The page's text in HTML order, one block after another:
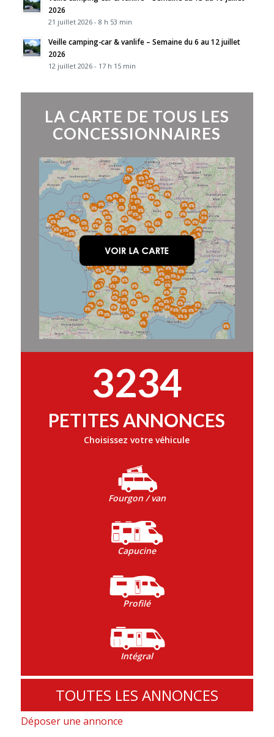
2026
21 juillet 2026 - 8 h 53 min
Veille camping-car & vanlife – Semaine du 6 au 12 juillet
2026
12 juillet 2026 - 17 h 15 min
LA CARTE DE TOUS LES
CONCESSIONNAIRES
3234
PETITES ANNONCES
Choisissez votre véhicule
Fourgon / van
Capucine
Profilé
Intégral
TOUTES LES ANNONCES
Déposer une annonce